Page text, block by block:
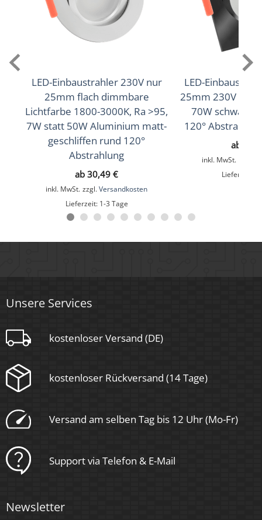
1800–3000K D2W (Dim-to-Warm)
Farbwiedergabe (CRI / Ra)
95
Schutzklasse (IP)
Mittlere Lebensdauer
35.000 Std.
GU10
Schaltzyklen
Anlaufzeit
Zündzeit
Farbe
Farbkonsistenz
LED-Einbaustrahler 230V nur
25mm flach dimmbare
Lichtfarbe 1800-3000K, Ra >95,
7W statt 50W Aluminium matt-
geschliffen rund 120°
Abstrahlung
ab 30,49 €
inkl. MwSt. zzgl. Versandkosten
Lieferzeit: 1-3 Tage
LED-
25mm 230V
70W
120°
ab
inkl. MwSt.
Lieferzeit:
Unsere Services
kostenloser Versand (DE)
kostenloser Rückversand (14 Tage)
Versand am selben Tag bis 12 Uhr (Mo-Fr)
Support via Telefon & E-Mail
Newsletter